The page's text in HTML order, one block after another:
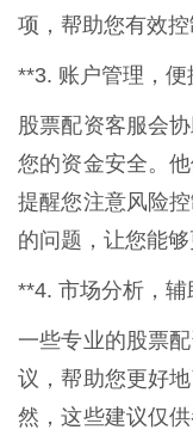
项，帮助您有效控
**3. 账户管理，
股票配资客服会
您的资金安全。
提醒您注意风险
的问题，让您能
**4. 市场分析，
一些专业的股票
议，帮助您更好
然，这些建议仅